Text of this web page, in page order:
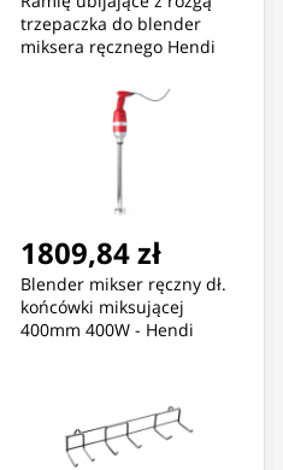
trzepaczka do blender
miksera ręcznego Hendi
1809,84 zł
Blender mikser ręczny dł.
końcówki miksującej
400mm 400W - Hendi